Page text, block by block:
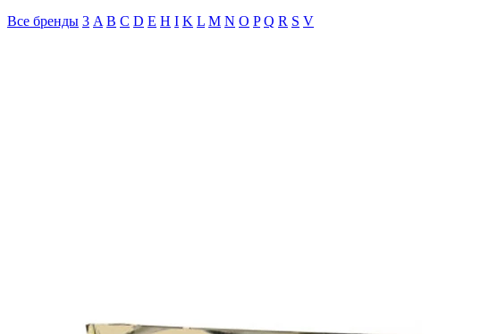
Все бренды 3 A B C D E H I K L M N O P Q R S V